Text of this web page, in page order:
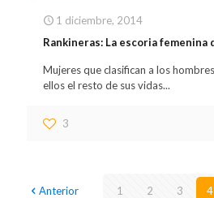
1 diciembre, 2014
Rankineras: La escoria femenina
Mujeres que clasifican a los
ellos el resto de sus vidas...
3
Anterior 1 2 3 4